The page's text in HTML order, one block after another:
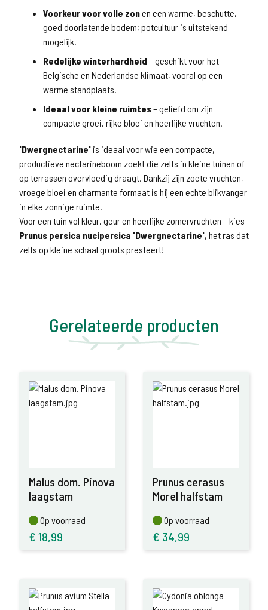
Voorkeur voor volle zonen een warme, beschutte,
goed doorlatende bodem; potcultuur is uitstekend
mogelijk.
Redelijke winterhardheid – geschikt voor het
Belgische en Nederlandse klimaat, vooral op een
warme standplaats.
Ideaal voor kleine ruimtes– geliefd om zijn
compacte groei, rijke bloei en heerlijke vruchten.
'Dwergnectarine' is ideaal voor wie een compacte,
productieve nectarineboom zoekt die zelfs in kleine tuinen of
op terrassen overvloedig draagt. Dankzij zijn zoete vruchten,
vroege bloei en charmante formaat is hij een echte blikvanger
in elke zonnige ruimte.
Voor een tuin vol kleur, geur en heerlijke zomervruchten – kies
Prunus persica nucipersica 'Dwergnectarine', het ras dat
zelfs op kleine schaal groots presteert!
Gerelateerde producten
Malus dom. Pinova
laagstam
Op voorraad
Op voorraad
€ 18,99
Prunus cerasus
Morel halfstam
Op voorraad
Op voorraad
€ 34,99